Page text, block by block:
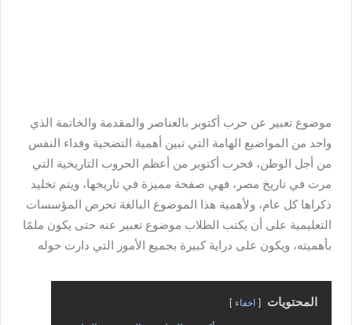
موضوع تعبير عن حرب أكتوبر بالعناصر والمقدمة والخاتمة الذي
واحد من المواضيع الهامة التي تبين أهمية التضحية وفداء النفس
من أجل الوطن، فحرب أكتوبر من أعظم الحروب التاريخية التي
مرت في تاريخ مصر، فهي صفحة مميزة في تاريخها، ويتم تخليد
ذكراها كل عام، ولأهمية هذا الموضوع البالغة تحرص المؤسسات
التعليمية على أن يكتب الطلاب موضوع تعبير عنه حتى يكون ملمًا
بأهميته، ويكون على دراية كبيرة بجميع الأمور التي دارت حوله
المحتويات اخفاء